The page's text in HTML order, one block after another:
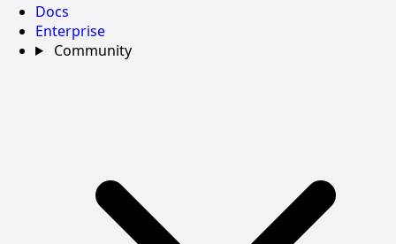
Docs
Enterprise
Community